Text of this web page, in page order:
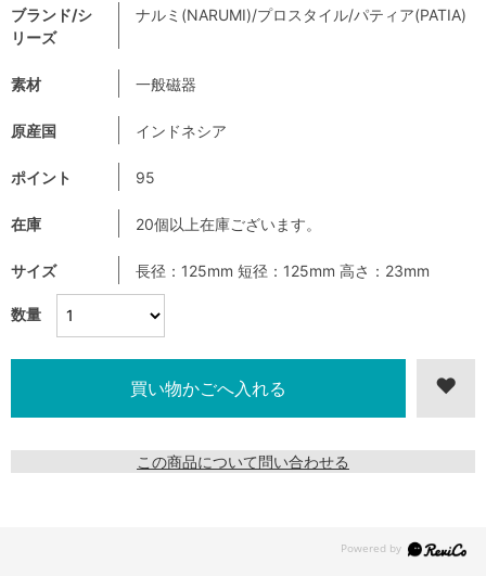
数量
ブランド/シ
リーズ
ナルミ(NARUMI)/プロスタイル/パティア(PATIA)
素材 一般磁器
原産国 インドネシア
ポイント 95
在庫 20個以上在庫ございます。
サイズ 長径：125mm 短径：125mm 高さ：23mm
この商品について問い合わせる